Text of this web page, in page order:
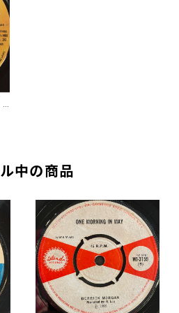
-
中の商品